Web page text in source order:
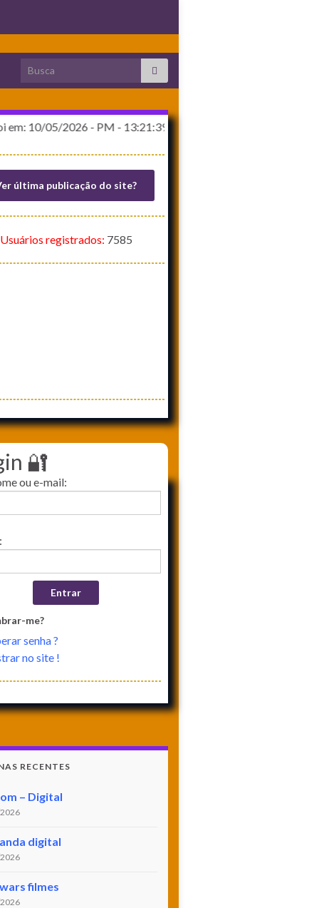
Search for:
2026 - PM - 13:21:39
última publicação do site?
Usuários registrados: 7585
🔐
ou e-mail:
me?
senha ?
no site !
RECENTES
– Digital
digital
filmes